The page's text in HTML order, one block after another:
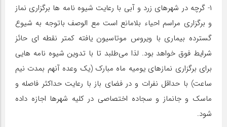
۱- گرچه در شهرهای زرد و آبی با رعایت شیوه­ نامه­ ها برگزاری نماز
و برگزاری مراسم احیاء بلامانع است مع­ الوصف باتوجه به شیوع
گسترده بیماری با ویروس موتاسیون یافته کمتر نقطه­ ای حائز
شرایط فوق خواهد بود. لذا می‌طلبد تا با تدوین شیوه­ نامه­ هایی
برای برگزاری نمازهای یومیه ماه مبارک (یک وعده آنهم بمدت نیم
ساعت) با حداقل نفرات و در فضای باز با رعایت حداکثر فاصله و
ماسک و جانماز و سجاده اختصاصی در کلیه شهرها اجازه داده
شود.